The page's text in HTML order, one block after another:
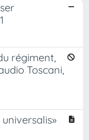
régiment,
Toscani,